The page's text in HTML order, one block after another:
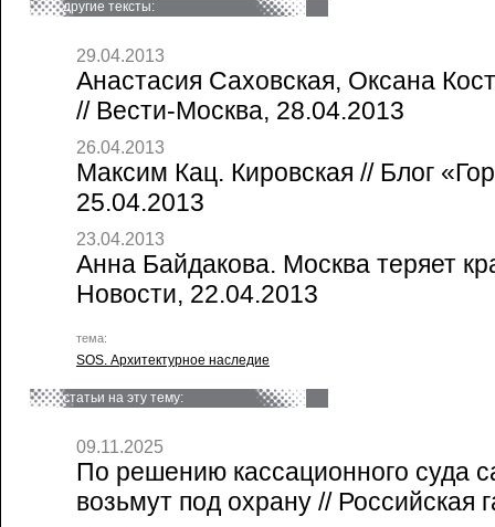
другие тексты:
29.04.2013
Анастасия Саховская, Оксана
// Вести-Москва, 28.04.2013
26.04.2013
Максим Кац. Кировская // Блог
25.04.2013
23.04.2013
Анна Байдакова. Москва теряет
Новости, 22.04.2013
тема:
SOS. Архитектурное наследие
статьи на эту тему:
09.11.2025
По решению кассационного суда
возьмут под охрану // Российская